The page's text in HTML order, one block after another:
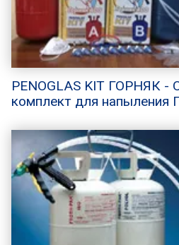
PENOGLAS KIT ГОРНЯК -
комплект для напыления